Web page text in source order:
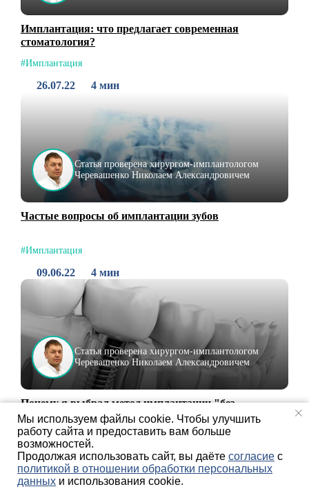
Имплантация: что предлагает современная
стоматология?
#Имплантация
26.07.22 4 мин
Статья проверена хирургом-имплантологом
Черевашенко Николаем Александровичем
Частые вопросы об имплантации зубов
#Имплантация
09.06.22 4 мин
Статья проверена хирургом-имплантологом
Черевашенко Николаем Александровичем
Почему я выбрал метод имплантации "без
разрезов"?
#Имплантация
30.05.22 2 мин
Мы используем файлы cookie. Чтобы улучшить
работу сайта и предоставить вам больше
возможностей.
Продолжая использовать сайт, вы даёте согласие с
политикой в отношении обработки персональных
данных и использования cookie.